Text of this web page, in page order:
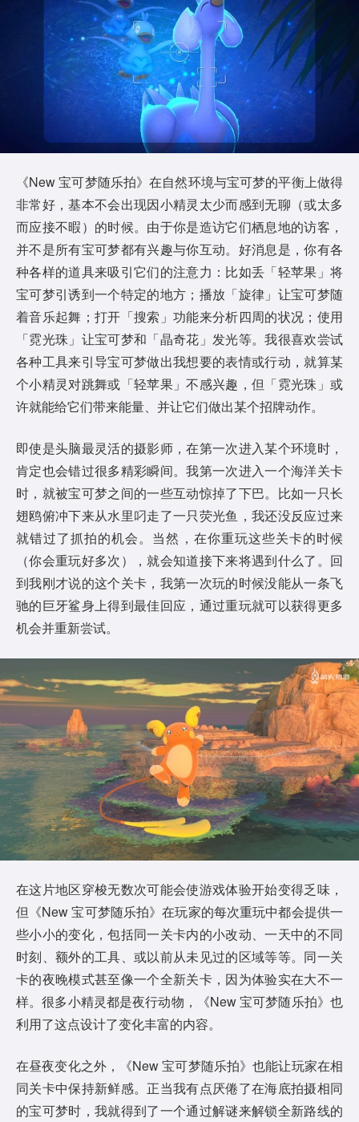
《New 宝可梦随乐拍》在自然环境与宝可梦的平衡上做得
非常好，基本不会出现因小精灵太少而感到无聊（或太多
而应接不暇）的时候。由于你是造访它们栖息地的访客，
并不是所有宝可梦都有兴趣与你互动。好消息是，你有各
种各样的道具来吸引它们的注意力：比如丢「轻苹果」将
宝可梦引诱到一个特定的地方；播放「旋律」让宝可梦随
着音乐起舞；打开「搜索」功能来分析四周的状况；使用
「霓光珠」让宝可梦和「晶奇花」发光等。我很喜欢尝试
各种工具来引导宝可梦做出我想要的表情或行动，就算某
个小精灵对跳舞或「轻苹果」不感兴趣，但「霓光珠」或
许就能给它们带来能量、并让它们做出某个招牌动作。
即使是头脑最灵活的摄影师，在第一次进入某个环境时，
肯定也会错过很多精彩瞬间。我第一次进入一个海洋关卡
时，就被宝可梦之间的一些互动惊掉了下巴。比如一只长
翅鸥俯冲下来从水里叼走了一只荧光鱼，我还没反应过来
就错过了抓拍的机会。当然，在你重玩这些关卡的时候
（你会重玩好多次），就会知道接下来将遇到什么了。回
到我刚才说的这个关卡，我第一次玩的时候没能从一条飞
驰的巨牙鲨身上得到最佳回应，通过重玩就可以获得更多
机会并重新尝试。
在这片地区穿梭无数次可能会使游戏体验开始变得乏味，
但《New 宝可梦随乐拍》在玩家的每次重玩中都会提供一
些小小的变化，包括同一关卡内的小改动、一天中的不同
时刻、额外的工具、或以前从未见过的区域等等。同一关
卡的夜晚模式甚至像一个全新关卡，因为体验实在大不一
样。很多小精灵都是夜行动物，《New 宝可梦随乐拍》也
利用了这点设计了变化丰富的内容。
在昼夜变化之外，《New 宝可梦随乐拍》也能让玩家在相
同关卡中保持新鲜感。正当我有点厌倦了在海底拍摄相同
的宝可梦时，我就得到了一个通过解谜来解锁全新路线的